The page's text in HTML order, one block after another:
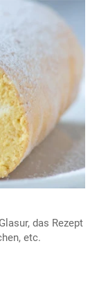
das Rezept
etc.